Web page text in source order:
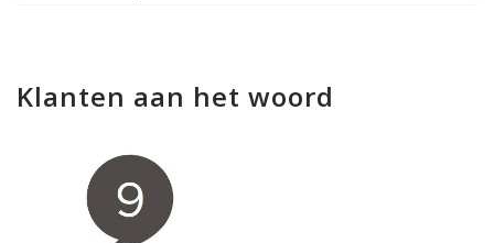
Klanten aan het woord